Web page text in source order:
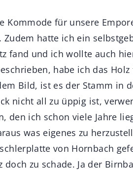
Kommode für unsere
hatte ich ein
fand und ich wollte auch
habe ich das
Bild, ist es der Stamm in
nicht all zu üppig ist,
den ich schon viele Jahre
was eigenes zu
von Hornbach
doch zu schade. Ja der